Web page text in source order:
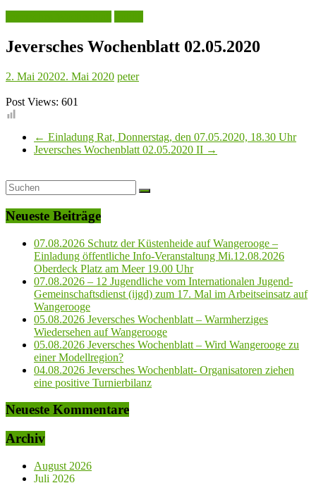
Jeversches Wochenblatt 02.05.2020
2. Mai 20202. Mai 2020 peter
Post Views: 601
← Einladung Rat, Donnerstag, den 07.05.2020, 18.30 Uhr
Jeversches Wochenblatt 02.05.2020 II →
Neueste Beiträge
07.08.2026 Schutz der Küstenheide auf Wangerooge –
Einladung öffentliche Info-Veranstaltung Mi.12.08.2026
Oberdeck Platz am Meer 19.00 Uhr
07.08.2026 – 12 Jugendliche vom Internationalen Jugend-
Gemeinschaftsdienst (ijgd) zum 17. Mal im Arbeitseinsatz auf
Wangerooge
05.08.2026 Jeversches Wochenblatt – Warmherziges
Wiedersehen auf Wangerooge
05.08.2026 Jeversches Wochenblatt – Wird Wangerooge zu
einer Modellregion?
04.08.2026 Jeversches Wochenblatt- Organisatoren ziehen
eine positive Turnierbilanz
Neueste Kommentare
Archiv
August 2026
Juli 2026